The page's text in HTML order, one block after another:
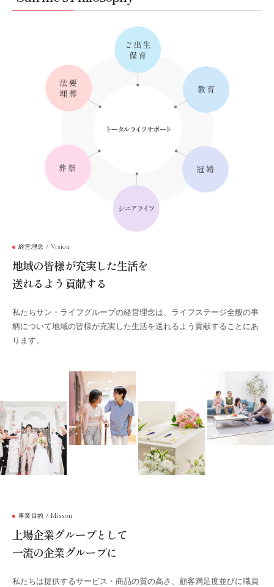
経営理念 / Vision
地域の皆様が充実した生活を
送れるよう貢献する
私たちサン・ライフグループの経営理念は、ライフステージ全般の事
柄について地域の皆様が充実した生活を送れるよう貢献することにあ
ります。
事業目的 / Misson
上場企業グループとして
一流の企業グループに
私たちは提供するサービス・商品の質の高さ、顧客満足度並びに職員